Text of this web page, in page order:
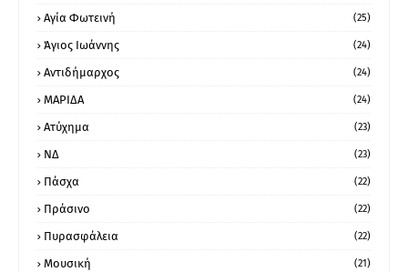
Αγία Φωτεινή (25)
Άγιος Ιωάννης (24)
Αντιδήμαρχος (24)
ΜΑΡΙΔΑ (24)
Ατύχημα (23)
ΝΔ (23)
Πάσχα (22)
Πράσινο (22)
Πυρασφάλεια (22)
Μουσική (21)